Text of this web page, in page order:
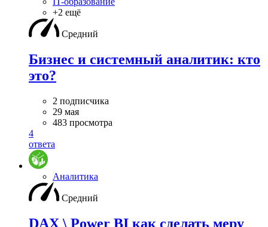
+2 ещё
Средний
Бизнес и системный аналитик: кто
это?
2 подписчика
29 мая
483 просмотра
4
ответа
Аналитика
Средний
DAX \ Power BI как сделать меру